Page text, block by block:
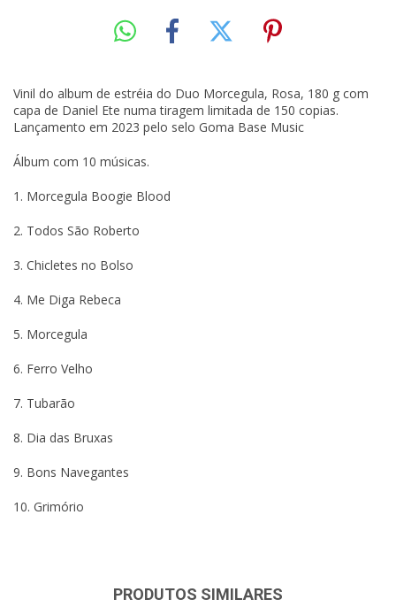
Vinil do album de estréia do Duo Morcegula, Rosa, 180 g com
capa de Daniel Ete numa tiragem limitada de 150 copias.
Lançamento em 2023 pelo selo Goma Base Music
Álbum com 10 músicas.
1. Morcegula Boogie Blood
2. Todos São Roberto
3. Chicletes no Bolso
4. Me Diga Rebeca
5. Morcegula
6. Ferro Velho
7. Tubarão
8. Dia das Bruxas
9. Bons Navegantes
10. Grimório
PRODUTOS SIMILARES